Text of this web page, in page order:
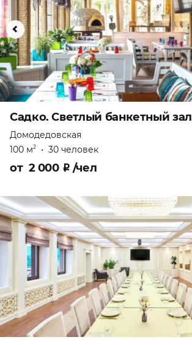
Садко. Светлый банкетный зал
Домодедовская
100 м2 • 30 человек
от 2 000 ₽ /чел